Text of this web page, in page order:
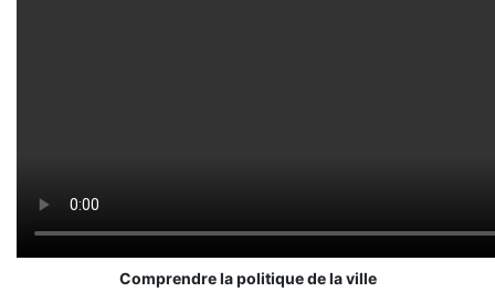
Comprendre la politique de la ville